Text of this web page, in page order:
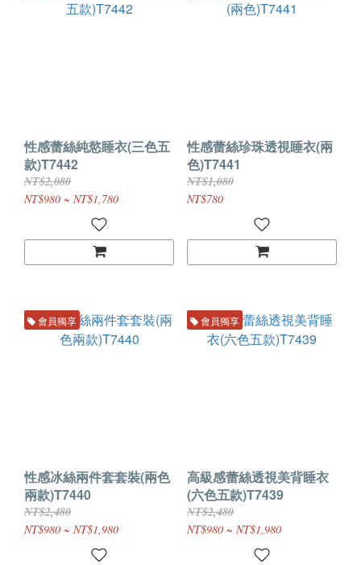
性感蕾絲純慾睡衣(三色五
款)T7442
NT$2,080
NT$980 ~ NT$1,780
性感蕾絲珍珠透視睡衣(兩
色)T7441
NT$1,080
NT$780
會員獨享
性感冰絲兩件套套裝(兩色
兩款)T7440
NT$2,480
NT$980 ~ NT$1,980
會員獨享
高級感蕾絲透視美背睡衣
(六色五款)T7439
NT$2,480
NT$980 ~ NT$1,980